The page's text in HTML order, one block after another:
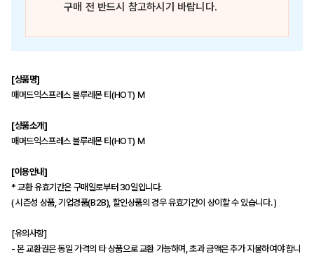
구매 전 반드시 참고하시기 바랍니다.
[상품명]
매머드익스프레스 블루레몬 티(HOT) M
[상품소개]
매머드익스프레스 블루레몬 티(HOT) M
[이용안내]
* 교환 유효기간은 구매일로부터 30일입니다.
( 시즌성 상품, 기업경품(B2B), 할인상품의 경우 유효기간이 상이할 수 있습니다. )
[유의사항]
- 본 교환권은 동일 가격의 타 상품으로 교환 가능하며, 초과 금액은 추가 지불하여야 합니